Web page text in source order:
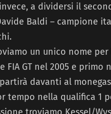
a dividersi il
Baldi – campione
un unico nome
FIA GT nel 2005 e primo
partirà davanti al
tempo nella qualifica 1
troviamo Kessel/